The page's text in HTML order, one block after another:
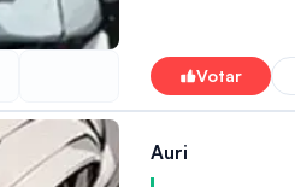
salud según un
combate.
Votar
Auri